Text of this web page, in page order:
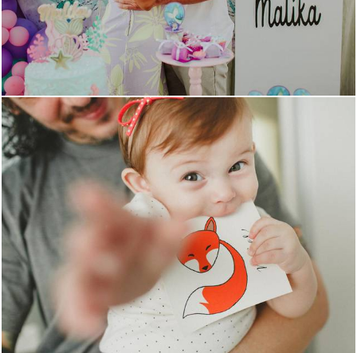
2871 2
1734 0